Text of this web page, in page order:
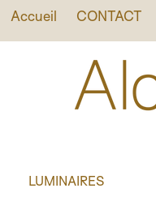
Accueil CONTACT
LUMINAIRES